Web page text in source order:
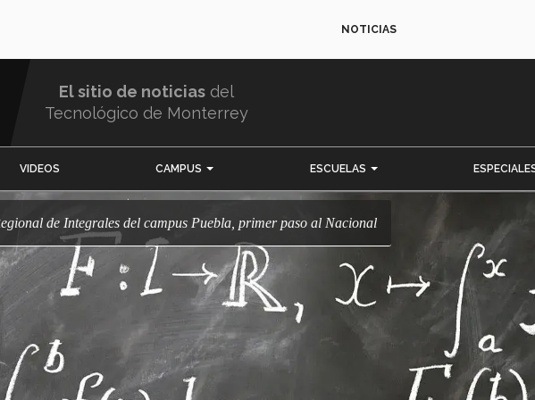
NOTICIAS
El sitio de noticias del
Tecnológico de Monterrey
VIDEOS CAMPUS ESCUELAS
Regional de Integrales del campus Puebla, primer paso al Nacional